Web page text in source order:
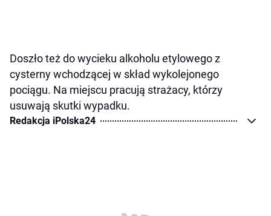
Doszło też do wycieku alkoholu etylowego z
cysterny wchodzącej w skład wykolejonego
pociągu. Na miejscu pracują strażacy, którzy
usuwają skutki wypadku.
Redakcja iPolska24